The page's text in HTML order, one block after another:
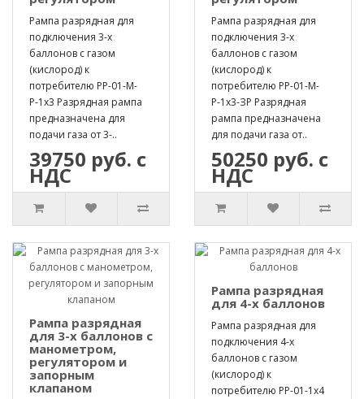
Рампа разрядная для
подключения 3-х
баллонов с газом
(кислород) к
потребителю РР-01-М-
Р-1х3 Разрядная рампа
предназначена для
подачи газа от 3-..
39750 руб. с
НДС
Рампа разрядная для
подключения 3-х
баллонов с газом
(кислород) к
потребителю РР-01-М-
Р-1х3-ЗР Разрядная
рампа предназначена
для подачи газа от..
50250 руб. с
НДС
Рампа разрядная
для 3-х баллонов с
манометром,
регулятором и
запорным
клапаном
Рампа разрядная
для 4-х баллонов
Рампа разрядная для
подключения 4-х
баллонов с газом
(кислород) к
потребителю РР-01-1х4